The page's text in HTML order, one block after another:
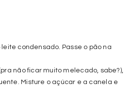
leite condensado. Passe o pão na
não ficar muito melecado, sabe?),
Misture o açúcar e a canela e